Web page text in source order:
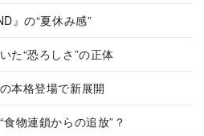
』の“夏休み感”
た“恐ろしさ”の正体
本格登場で新展開
食物連鎖からの追放”？